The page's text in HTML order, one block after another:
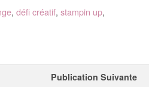
, défi créatif, stampin up,
Publication Suivante